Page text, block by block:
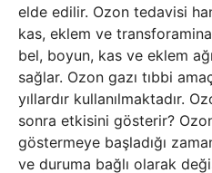
elde edilir. Ozon tedavisi
kas, eklem ve
bel, boyun, kas ve eklem
sağlar. Ozon gazı tıbbi
yıllardır kullanılmaktadır.
sonra etkisini gösterir?
göstermeye başladığı
ve duruma bağlı olarak